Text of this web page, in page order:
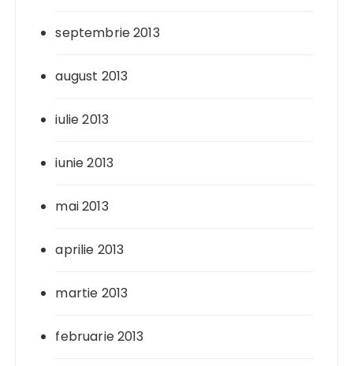
septembrie 2013
august 2013
iulie 2013
iunie 2013
mai 2013
aprilie 2013
martie 2013
februarie 2013